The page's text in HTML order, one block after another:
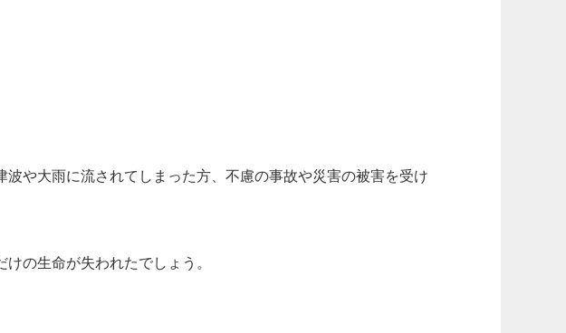
や大雨に流されてしまった方、不慮の事故や災害の被害を受け
の生命が失われたでしょう。